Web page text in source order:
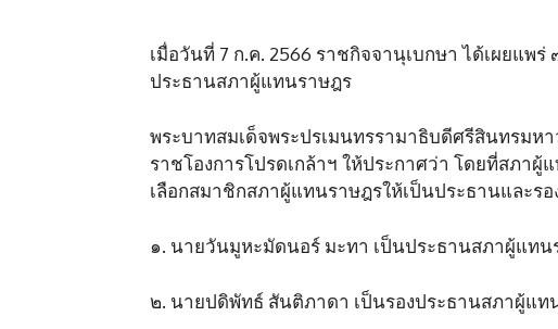
เมื่อวันที่ 7 ก.ค. 2566 ราชกิจจานุเบกษา ได้เผยแพ
ประธานสภาผู้แทนราษฎร
พระบาทสมเด็จพระปรเมนทรรามาธิบดีศรีสินทรมห
ราชโองการโปรดเกล้าฯ ให้ประกาศว่า โดยที่สภา
เลือกสมาชิกสภาผู้แทนราษฎรให้เป็นประธานและร
๑. นายวันมูหะมัดนอร์ มะทา เป็นประธานสภาผู้แทน
๒. นายปดิพัทธ์ สันติภาดา เป็นรองประธานสภาผู้แ